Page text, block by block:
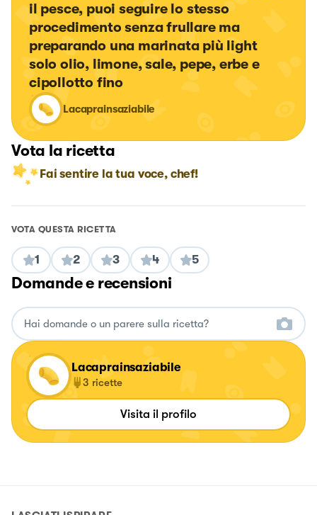
il pesce, puoi seguire lo stesso
procedimento senza frullare ma
preparando una marinata più light
solo olio, limone, sale, pepe, erbe e
cipollotto fino
Lacaprainsaziabile
Vota la ricetta
Fai sentire la tua voce, chef!
VOTA QUESTA RICETTA
1 2 3 4 5
Domande e recensioni
Lacaprainsaziabile
3 ricette
Visita il profilo